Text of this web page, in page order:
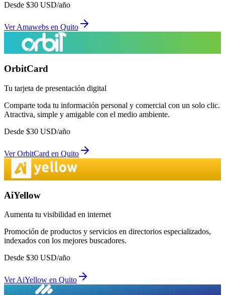
Desde $30 USD/año
VerAmawebs en Quito
OrbitCard
Tu tarjeta de presentación digital
Comparte toda tu información personal y comercial con un solo clic.
Atractiva, simple y amigable con el medio ambiente.
Desde $30 USD/año
VerOrbitCard en Quito
AiYellow
Aumenta tu visibilidad en internet
Promoción de productos y servicios en directorios especializados,
indexados con los mejores buscadores.
Desde $30 USD/año
VerAiYellow en Quito